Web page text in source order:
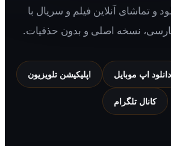
آنلاین فیلم و سریال با
اصلی و بدون حذفیات.
اپلیکیشن تلویزیون